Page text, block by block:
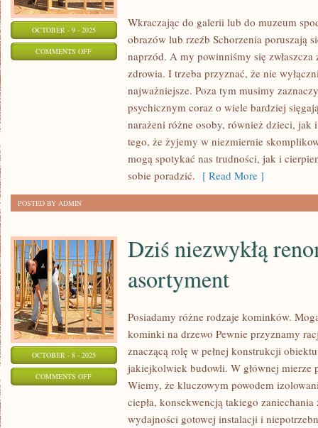
OCTOBER - 9 - 2025
COMMENTS OFFON
WSPÓŁCZEŚNIE
POPULARNOŚCIĄ
TAK
OZNACZANE
SPA
Wkraczając do galerii lub do muzeum
obrazów lub rzeźb Schorzenia poruszają
naprzód. A my powinniśmy się zwłaszcza
zdrowia. I trzeba przyznać, że nie
najważniejsze. Poza tym musimy
psychicznym coraz o wiele bardziej
narażeni różne osoby, również dzieci, jak
tego, że żyjemy w niezmiernie
mogą spotykać nas trudności, jak i
sobie poradzić. [ Read More ]
POSTED BY ADMIN
OCTOBER - 8 - 2025
COMMENTS OFFON
Dziś niezwykłą
asortyment
Posiadamy różne rodzaje kominków.
kominki na drzewo Pewnie przyznamy
znaczącą rolę w pełnej konstrukcji
jakiejkolwiek budowli. W głównej mierze
Wiemy, że kluczowym powodem
ciepła, konsekwencją takiego zaniechania
wydajności gotowej instalacji i